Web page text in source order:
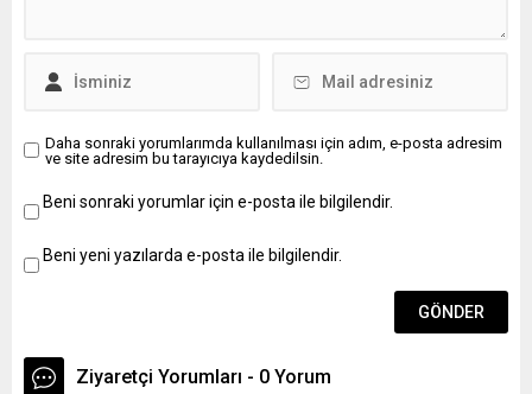
Daha sonraki yorumlarımda kullanılması için adım, e-posta adresim
ve site adresim bu tarayıcıya kaydedilsin.
Beni sonraki yorumlar için e-posta ile bilgilendir.
Beni yeni yazılarda e-posta ile bilgilendir.
Ziyaretçi Yorumları - 0 Yorum